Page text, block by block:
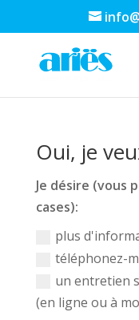
Oui, je
Je désire (vous
cases):
plus
téléphonez-
un entretien
(en ligne ou à